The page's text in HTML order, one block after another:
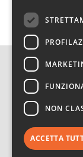
NON
ACCETTA